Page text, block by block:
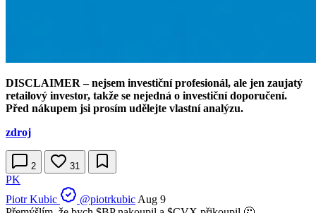
DISCLAIMER – nejsem investiční profesionál, ale jen zaujatý
retailový investor, takže se nejedná o investiční doporučení.
Před nákupem jsi prosím udělejte vlastní analýzu.
zdroj
2 31
PK
Piotr Kubic
@piotrkubicAug 9